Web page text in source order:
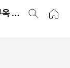
크라운 플라자 푸꾸옥 스타베이, 푸꾸옥 섬, 베트남